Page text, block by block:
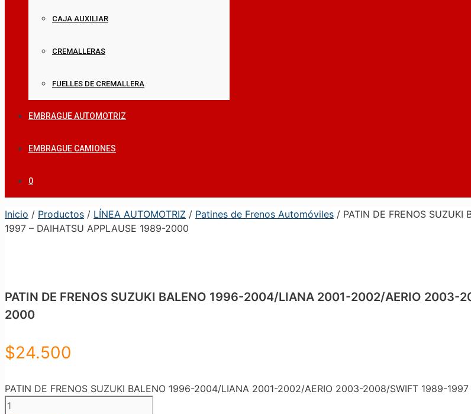
CAJA AUXILIAR
CREMALLERAS
FUELLES DE CREMALLERA
EMBRAGUE AUTOMOTRIZ
EMBRAGUE CAMIONES
0
Inicio / Productos / LÍNEA AUTOMOTRIZ / Patines de Frenos Automóviles / PATIN DE FRENOS
1997 – DAIHATSU APPLAUSE 1989-2000
PATIN DE FRENOS SUZUKI BALENO 1996-2004/LIANA 2001-2002/AERIO 2003-
2000
$24.500
PATIN DE FRENOS SUZUKI BALENO 1996-2004/LIANA 2001-2002/AERIO 2003-2008/SWIFT 1989-